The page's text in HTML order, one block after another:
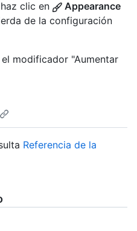
clic en
Appearance
de la configuración
modificador "Aumentar
Referencia de la